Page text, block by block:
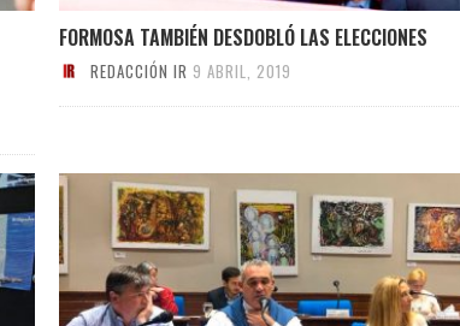
FORMOSA TAMBIÉN DESDOBLÓ LAS ELECCIONES
REDACCIÓN IR 9 ABRIL, 2019